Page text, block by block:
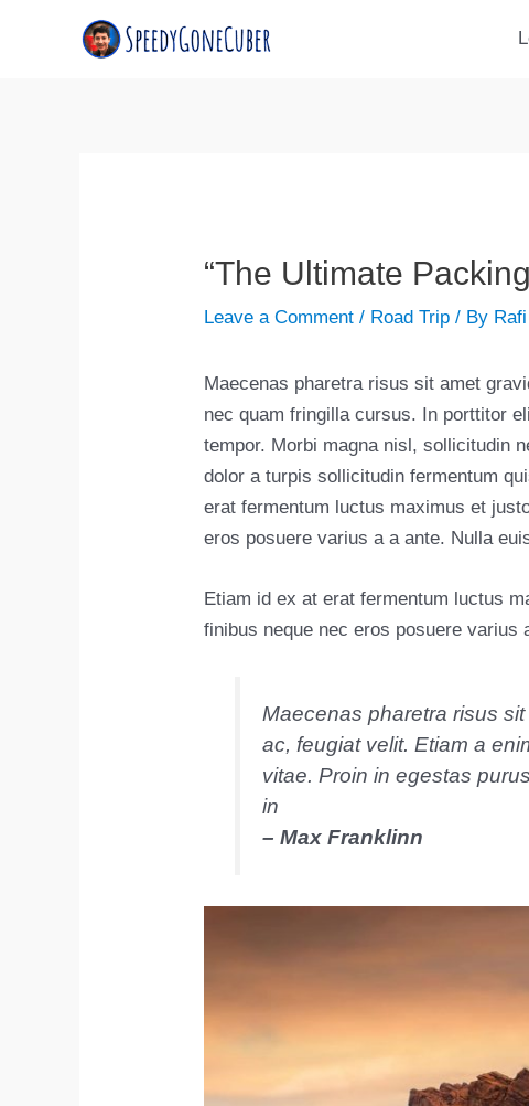
“The Ultimate
Leave a Comment / Road Trip / By Rafi
Maecenas pharetra risus sit amet
nec quam fringilla cursus. In porttitor
tempor. Morbi magna nisl, sollicitudin
dolor a turpis sollicitudin fermentum
erat fermentum luctus maximus et
eros posuere varius a a ante. Nulla
Etiam id ex at erat fermentum luctus
finibus neque nec eros posuere varius
Maecenas pharetra risus
ac, feugiat velit. Etiam a
vitae. Proin in egestas
in
– Max Franklinn
navigation